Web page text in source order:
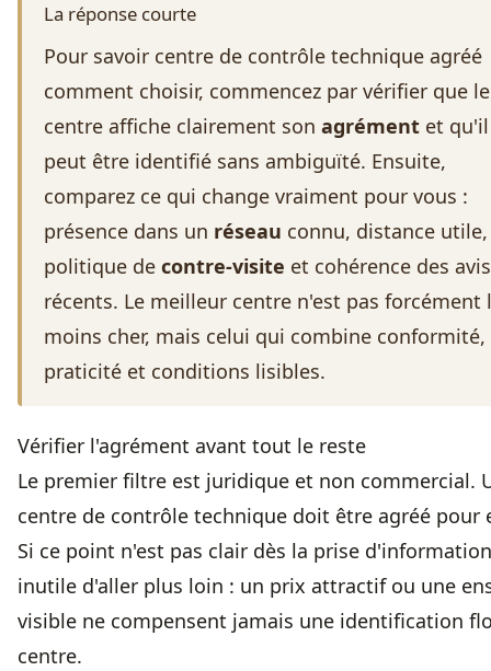
La réponse courte
Pour savoir centre de contrôle technique agréé
comment choisir, commencez par vérifier que le
centre affiche clairement son agrément et qu'il
peut être identifié sans ambiguïté. Ensuite,
comparez ce qui change vraiment pour vous :
présence dans un réseau connu, distance utile,
politique de contre-visite et cohérence des avis
récents. Le meilleur centre n'est pas forcément
moins cher, mais celui qui combine conformité,
praticité et conditions lisibles.
Vérifier l'agrément avant tout le reste
Le premier filtre est juridique et non commercial.
centre de contrôle technique doit être agréé pour
Si ce point n'est pas clair dès la prise
inutile d'aller plus loin : un prix attractif ou une
visible ne compensent jamais une identification
centre.